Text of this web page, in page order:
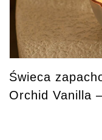
Świeca
Orchid Vanilla